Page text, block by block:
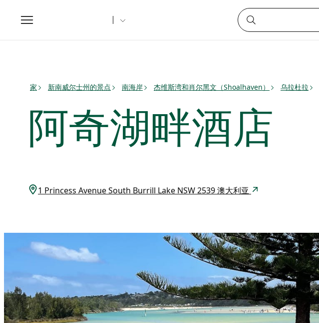
Toggle
navigation
家 新南威尔士州的景点 南海岸 杰维斯湾和肖尔黑文（Shoalhaven） 乌拉杜拉
阿奇湖畔酒店
1 Princess Avenue South Burrill Lake NSW 2539 澳大利亚